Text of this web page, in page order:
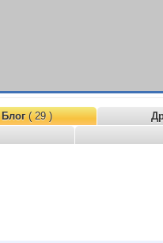
Блог( 29 )